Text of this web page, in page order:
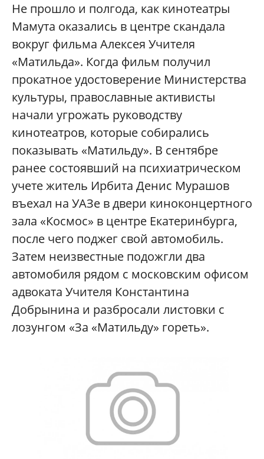
Не прошло и полгода, как кинотеатры
Мамута оказались в центре скандала
вокруг фильма Алексея Учителя
«Матильда». Когда фильм получил
прокатное удостоверение Министерства
культуры, православные активисты
начали угрожать руководству
кинотеатров, которые собирались
показывать «Матильду». В сентябре
ранее состоявший на психиатрическом
учете житель Ирбита Денис Мурашов
въехал на УАЗе в двери киноконцертного
зала «Космос» в центре Екатеринбурга,
после чего поджег свой автомобиль.
Затем неизвестные подожгли два
автомобиля рядом с московским офисом
адвоката Учителя Константина
Добрынина и разбросали листовки с
лозунгом «За «Матильду» гореть».